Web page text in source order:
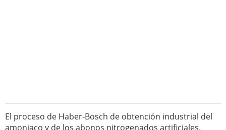
El proceso de Haber-Bosch de obtención industrial del
amoniaco y de los abonos nitrogenados artificiales,